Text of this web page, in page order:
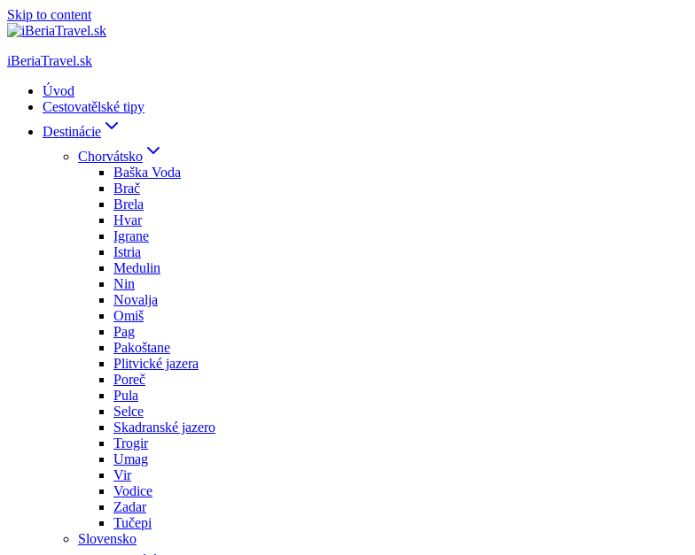
Skip to content
iBeriaTravel.sk
Úvod
Cestovatělské tipy
Destinácie
Chorvátsko
Baška Voda
Brač
Brela
Hvar
Igrane
Istria
Medulin
Nin
Novalja
Omiš
Pag
Pakoštane
Plitvické jazera
Poreč
Pula
Selce
Skadranské jazero
Trogir
Umag
Vir
Vodice
Zadar
Tučepi
Slovensko